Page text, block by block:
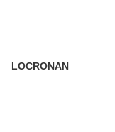
LOCRONAN